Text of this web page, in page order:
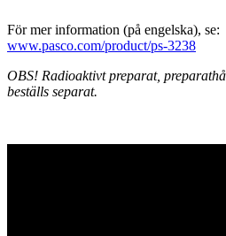
För mer information (på engelska), se:
www.pasco.com/product/ps-3238
OBS! Radioaktivt preparat,
beställs separat.